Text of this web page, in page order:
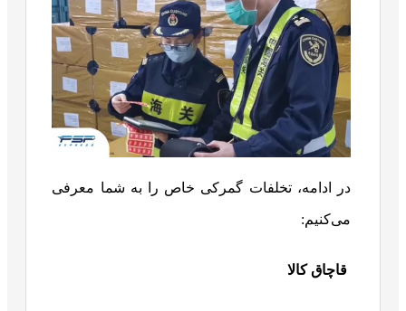
در ادامه، تخلفات گمرکی خاص را به شما معرفی
می‌کنیم:
قاچاق کالا